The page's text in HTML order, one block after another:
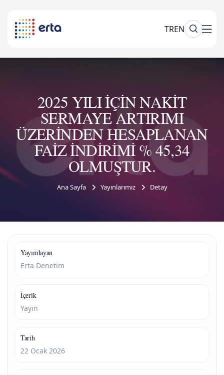
TREN
2025 YILI İÇİN NAKİT
SERMAYE ARTIRIMI
ÜZERİNDEN HESAPLANAN
FAİZ İNDİRİMİ % 45,34
OLMUŞTUR.
Ana Sayfa Yayınlarımız Detay
Yayımlayan
Erta Denetim
İçerik
Yayın
Tarih
22 Ocak 2026